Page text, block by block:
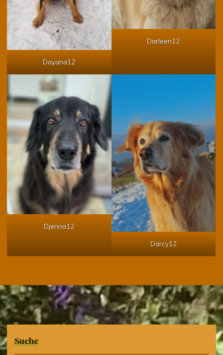
Dayana12
Darleen12
Djenna12
Darcy12
Suche